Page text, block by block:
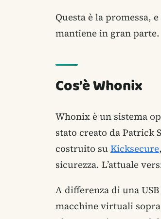
Questa è la promessa,
mantiene in gran parte.
Cos’è Whonix
Whonix è un sistema
stato creato da Patrick
costruito suKicksecure
sicurezza. L’attuale
A differenza di una
macchine virtuali